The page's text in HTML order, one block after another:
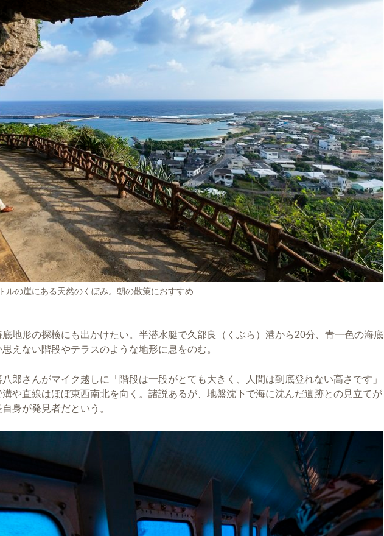
ルの崖にある天然のくぼみ。朝の散策におすすめ
地形の探検にも出かけたい。半潜水艇で久部良（くぶら）港から20分、青一色の海底
えない階段やテラスのような地形に息をのむ。
郎さんがマイク越しに「階段は一段がとても大きく、人間は到底登れない高さです」
や直線はほぼ東西南北を向く。諸説あるが、地盤沈下で海に沈んだ遺跡との見立てが
身が発見者だという。